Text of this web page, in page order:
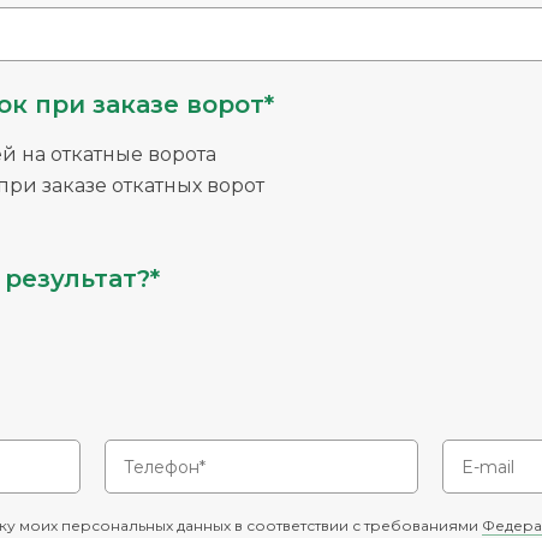
при заказе ворот*
на откатные ворота
заказе откатных ворот
моих персональных данных в соответствии с требованиями